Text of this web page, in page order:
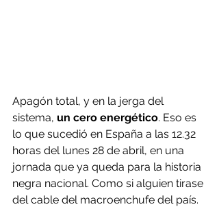
Apagón total, y en la jerga del
sistema, un cero energético. Eso es
lo que sucedió en España a las 12.32
horas del lunes 28 de abril, en una
jornada que ya queda para la historia
negra nacional. Como si alguien tirase
del cable del macroenchufe del país.